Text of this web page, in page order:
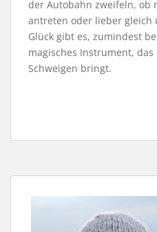
der Autobahn zweifeln, ob
antreten oder lieber gleich
Glück gibt es, zumindest
magisches Instrument,
Schweigen bringt.